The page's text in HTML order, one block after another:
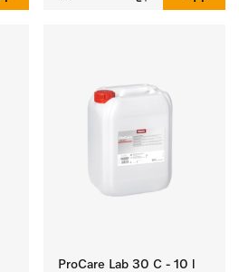
ProCare Lab 30 C - 10 l